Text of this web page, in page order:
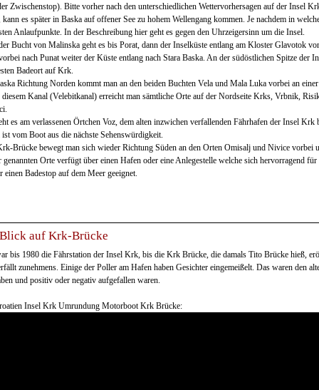
Zwischenstop). Bitte vorher nach den unterschiedlichen Wettervorhersagen auf der Insel
es später in Baska auf offener See zu hohem Wellengang kommen. Je nachdem in
Anlaufpunkte. In der Beschreibung hier geht es gegen den Uhrzeigersinn um die Insel.
Bucht von Malinska geht es bis Porat, dann der Inselküste entlang am Kloster Glavotok
nach Punat weiter der Küste entlang nach Stara Baska. An der südöstlichen Spitze der
Badeort auf Krk.
Richtung Norden kommt man an den beiden Buchten Vela und Mala Luka vorbei an
diesem Kanal (Velebitkanal) erreicht man sämtliche Orte auf der Nordseite Krks, Vrbnik,
es am verlassenen Örtchen Voz, dem alten inzwichen verfallenden Fährhafen der Insel
vom Boot aus die nächste Sehenswürdigkeit.
Brücke bewegt man sich wieder Richtung Süden an den Orten Omisalj und Nivice vorbei
genannten Orte verfügt über einen Hafen oder eine Anlegestelle welche sich hervorragend
einen Badestop auf dem Meer geeignet.
auf Krk-Brücke
bis 1980 die Fährstation der Insel Krk, bis die Krk Brücke, die damals Tito Brücke hieß,
zunehmens. Einige der Poller am Hafen haben Gesichter eingemeißelt. Das waren den
und positiv oder negativ aufgefallen waren.
Insel Krk Umrundung Motorboot Krk Brücke: